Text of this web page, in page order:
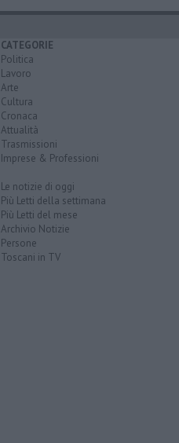
CATEGORIE
Politica
Lavoro
Arte
Cultura
Cronaca
Attualità
Trasmissioni
Imprese & Professioni
Le notizie di oggi
Più Letti della settimana
Più Letti del mese
Archivio Notizie
Persone
Toscani in TV